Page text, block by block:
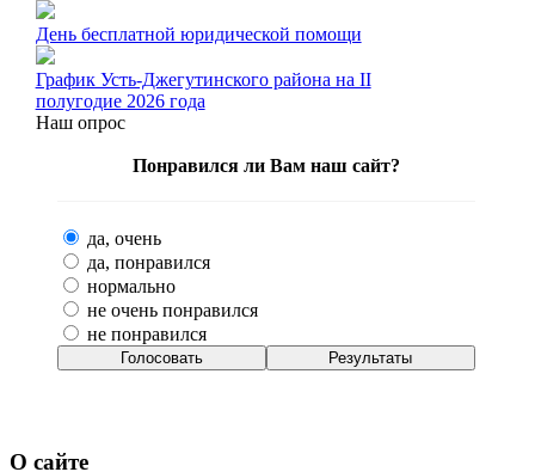
День бесплатной юридической помощи
График Усть-Джегутинского района на II
полугодие 2026 года
Наш опрос
Понравился ли Вам наш сайт?
да, очень
да, понравился
нормально
не очень понравился
не понравился
О сайте